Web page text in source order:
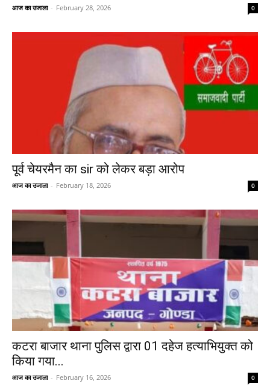
आज का उजाला - February 28, 2026 0
पूर्व चेयरमैन का sir को लेकर बड़ा आरोप
आज का उजाला - February 18, 2026 0
कटरा बाजार थाना पुलिस द्वारा 01 दहेज हत्याभियुक्त को
किया गया...
आज का उजाला - February 16, 2026 0